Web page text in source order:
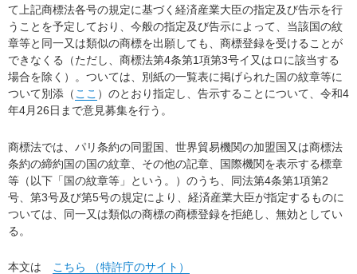
て上記商標法各号の規定に基づく経済産業大臣の指定及び告示を行
うことを予定しており、今般の指定及び告示によって、当該国の紋
章等と同一又は類似の商標を出願しても、商標登録を受けることが
できなくる（ただし、商標法第4条第1項第3号イ又はロに該当する
場合を除く）。ついては、別紙の一覧表に掲げられた国の紋章等に
ついて別添（ ここ ）のとおり指定し、告示することについて、令和4
年4月26日まで意見募集を行う。
商標法では、パリ条約の同盟国、世界貿易機関の加盟国又は商標法
条約の締約国の国の紋章、その他の記章、国際機関を表示する標章
等（以下「国の紋章等」という。）のうち、同法第4条第1項第2
号、第3号及び第5号の規定により、経済産業大臣が指定するものに
ついては、同一又は類似の商標の商標登録を拒絶し、無効としてい
る。
本文は こちら （特許庁のサイト）